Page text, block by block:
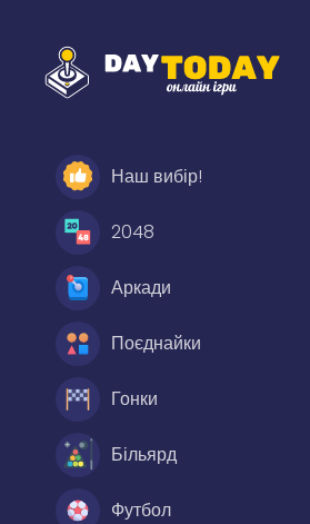
Наш вибір!
2048
Аркади
Поєднайки
Гонки
Більярд
Футбол